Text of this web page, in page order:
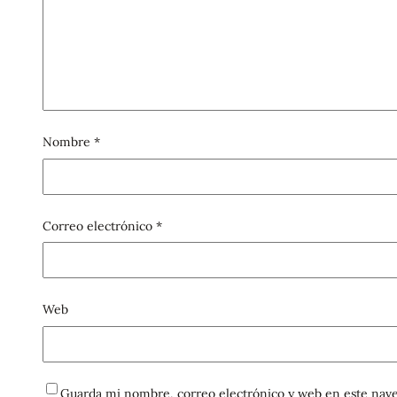
Nombre *
Correo electrónico *
Web
Guarda mi nombre, correo electrónico y web en este